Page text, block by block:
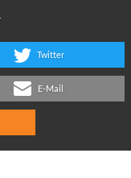
Twitter
E-Mail